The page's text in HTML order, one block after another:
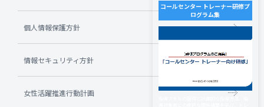
コールセンター トレーナー研修プ
ログラム集
個人情報保護方針
情報セキュリティ方針
女性活躍推進行動計画